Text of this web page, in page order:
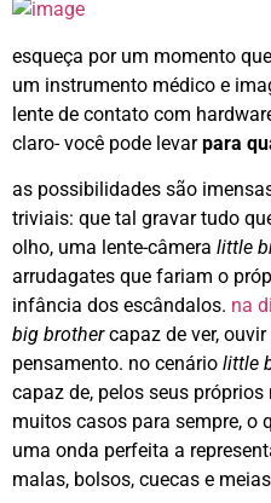
esqueça por um momento
um instrumento médico e
lente de contato com
claro- você pode levarpara
as possibilidades são
triviais: que tal gravar tudo
olho, uma lente-câmera little
arrudagates que fariam o
infância dos escândalos. na
big brothercapaz de ver,
pensamento. no cenário little
capaz de, pelos seus próprios
muitos casos para sempre, o
uma onda perfeita a
malas, bolsos, cuecas e